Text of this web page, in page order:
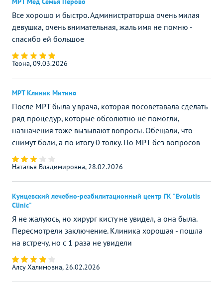
Все хорошо и быстро. Администраторша очень милая
девушка, очень внимательная, жаль имя не помню -
спасибо ей большое
Теона, 09.03.2026
МРТ Клиник Митино
После МРТ была у врача, которая посоветавала сделать
ряд процедур, которые обсолютно не помогли,
назначения тоже вызывают вопросы. Обещали, что
снимут боли, а по итогу 0 толку. По МРТ без вопросов
Наталья Владимировна, 28.02.2026
Кунцевский лечебно-реабилитационный центр ГК "Evolutis
Clinic"
Я не жалуюсь, но хирург кисту не увидел, а она была.
Пересмотрели заключение. Клиника хорошая - пошла
на встречу, но с 1 раза не увидели
Алсу Халимовна, 26.02.2026